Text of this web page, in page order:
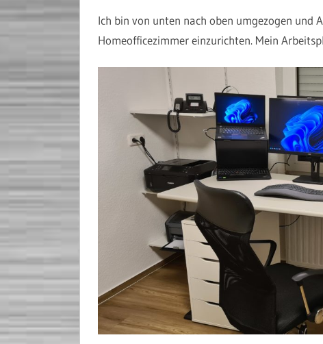
Ich bin von unten nach oben umgezogen und
Homeofficezimmer einzurichten. Mein